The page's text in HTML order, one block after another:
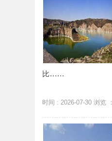
比......
时间 : 2026-07-30 浏览 ：